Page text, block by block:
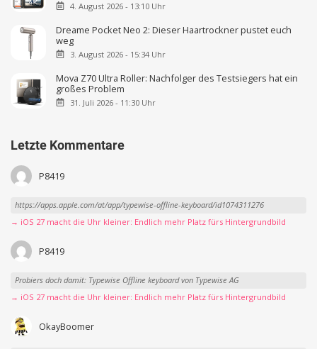
4. August 2026 - 13:10 Uhr
Dreame Pocket Neo 2: Dieser Haartrockner pustet euch
weg
3. August 2026 - 15:34 Uhr
Mova Z70 Ultra Roller: Nachfolger des Testsiegers hat ein
großes Problem
31. Juli 2026 - 11:30 Uhr
Letzte Kommentare
P8419
https://apps.apple.com/at/app/typewise-offline-keyboard/id1074311276
→ iOS 27 macht die Uhr kleiner: Endlich mehr Platz fürs Hintergrundbild
P8419
Probiers doch damit: Typewise Offline keyboard von Typewise AG
→ iOS 27 macht die Uhr kleiner: Endlich mehr Platz fürs Hintergrundbild
OkayBoomer